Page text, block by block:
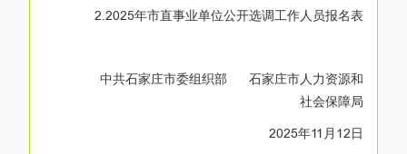
2.2025年市直事业单位公开选调工作人员报名表
中共石家庄市委组织部 石家庄市人力资源和
社会保障局
2025年11月12日